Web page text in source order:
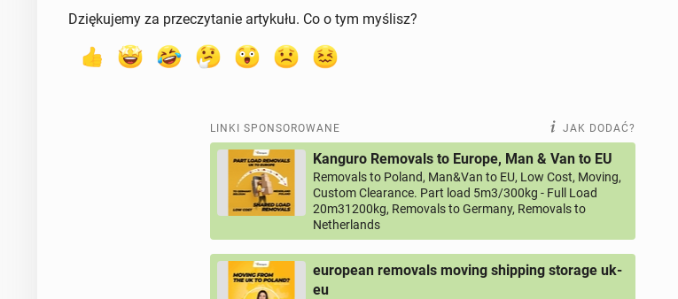
Dziękujemy za przeczytanie artykułu. Co o tym myślisz?
LINKI SPONSOROWANE JAK DODAĆ?
Kanguro Removals to Europe, Man & Van to EU
Removals to Poland, Man&Van to EU, Low Cost, Moving,
Custom Clearance. Part load 5m3/300kg - Full Load
20m31200kg, Removals to Germany, Removals to
Netherlands
european removals moving shipping storage uk-
eu